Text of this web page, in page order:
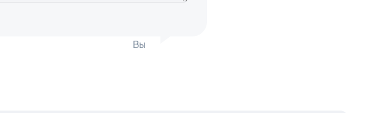
Вы